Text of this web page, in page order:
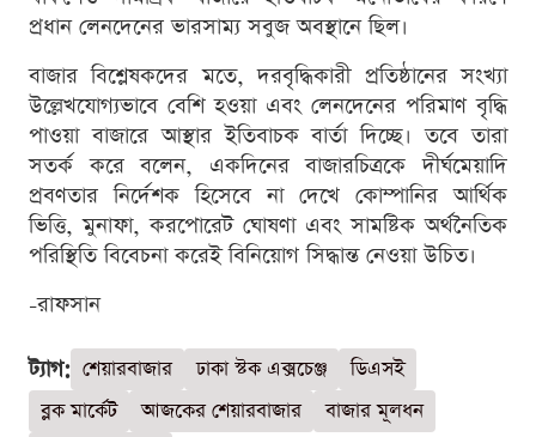
প্রধান লেনদেনের ভারসাম্য সবুজ অবস্থানে ছিল।
বাজার বিশ্লেষকদের মতে, দরবৃদ্ধিকারী প্রতিষ্ঠানের সংখ্যা
উল্লেখযোগ্যভাবে বেশি হওয়া এবং লেনদেনের পরিমাণ বৃদ্ধি
পাওয়া বাজারে আস্থার ইতিবাচক বার্তা দিচ্ছে। তবে তারা
সতর্ক করে বলেন, একদিনের বাজারচিত্রকে দীর্ঘমেয়াদি
প্রবণতার নির্দেশক হিসেবে না দেখে কোম্পানির আর্থিক
ভিত্তি, মুনাফা, করপোরেট ঘোষণা এবং সামষ্টিক অর্থনৈতিক
পরিস্থিতি বিবেচনা করেই বিনিয়োগ সিদ্ধান্ত নেওয়া উচিত।
-রাফসান
ট্যাগ: শেয়ারবাজার ঢাকা স্টক এক্সচেঞ্জ
ডিএসই
ব্লক মার্কেট
আজকের শেয়ারবাজার
বাজার মূলধন